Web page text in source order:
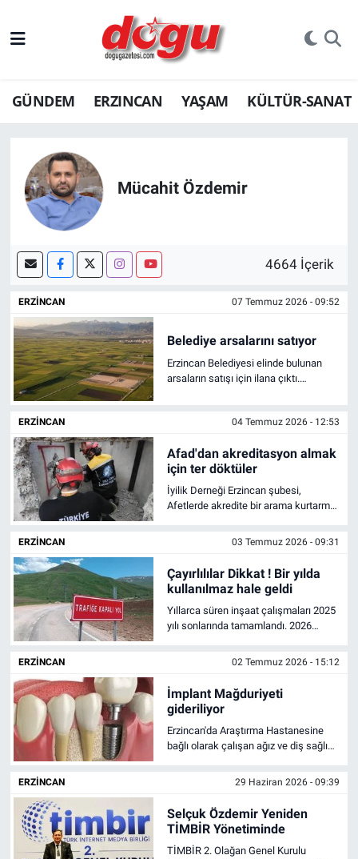
GÜNDEM ERZINCAN YAŞAM KÜLTÜR-SANAT
Mücahit Özdemir
4664 İçerik
ERZINCAN 07 Temmuz 2026 - 09:52
Belediye arsalarını satıyor
Erzincan Belediyesi elinde bulunan
arsaların satışı için ilana çıktı.
ERZINCAN 04 Temmuz 2026 - 12:53
Afad'dan akreditasyon almak
için ter döktüler
İyilik Derneği Erzincan şubesi,
Afetlerde akredite bir arama kurtarma
İstanbul'dan gelen akreditasyon
sınava tabi tutuldu
ERZINCAN 03 Temmuz 2026 - 09:31
Çayırlılılar Dikkat ! Bir yılda
kullanılmaz hale geldi
Yıllarca süren inşaat çalışmaları 2025
yılı sonlarında tamamlandı. 2026
kullanılmaz hale getirdi. İnşaasının
bile geçmeyen yol, şu anda trafiğe
kapalı.
ERZINCAN 02 Temmuz 2026 - 15:12
İmplant Mağduriyeti
gideriliyor
Erzincan'da Araştırma Hastanesine
bağlı olarak çalışan ağız ve diş sağlığı
yapamıyor. Bu mağduriyet, çok kısa
ERZINCAN 29 Haziran 2026 - 09:39
Selçuk Özdemir Yeniden
TİMBİR Yönetiminde
TİMBİR 2. Olağan Genel Kurulu
ERZINCAN
GÜNDEM
SAĞLIK
EĞİTİM
EKONOMİ
Bilim, teknoloji
GENEL
KÜLTÜR-SANAT
Yerel Haber
Politika
SPOR
RESMİ İLAN